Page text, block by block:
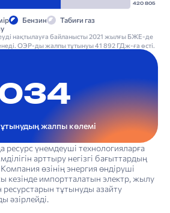
420 805
Бензин
Табиғи газ
нақтылауға байланысты 2021 жылғы БЖЕ-де
ОЭР-ды жалпы тұтынуы 41 892 ГДж-ға өсті.
жалпы көлемі
үнемдеуші технологияларға
арттыру негізгі бағыттардың
өзінің энергия өндіруші
кезінде импортталатын электр, жылу
тұтынуды азайту
әзірлейді.